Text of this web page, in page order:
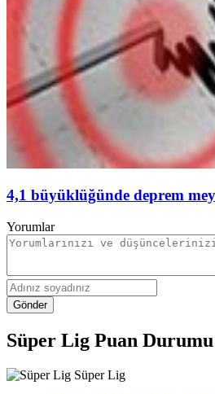
4,1 büyüklüğünde deprem
Yorumlar
Gönder
Süper Lig Puan Durumu
Süper Lig